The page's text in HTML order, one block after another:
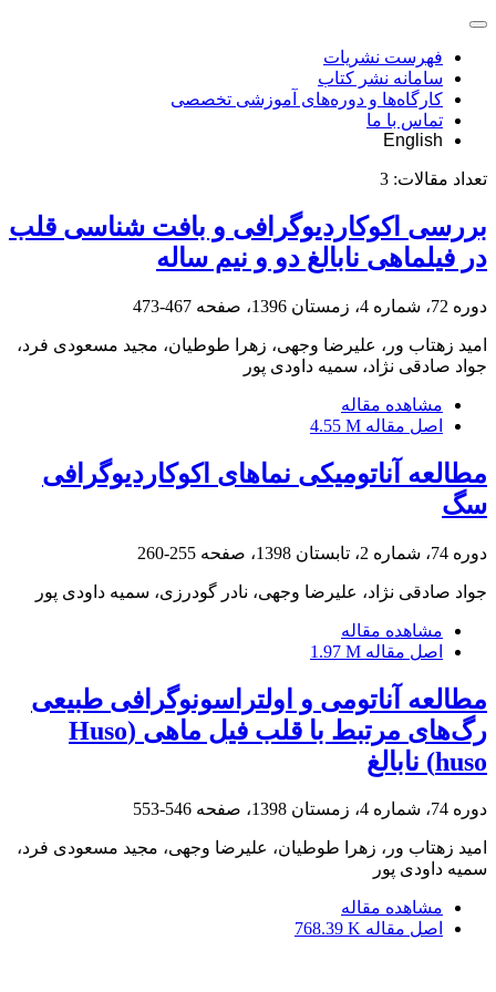
فهرست نشریات
سامانه نشر کتاب
کارگاه‌ها و دوره‌های آموزشی تخصصی
تماس با ما
English
تعداد مقالات: 3
بررسی اکوکاردیوگرافی و بافت شناسی قلب
در فیلماهی نابالغ دو و نیم ساله
دوره 72، شماره 4، زمستان 1396، صفحه 467-473
امید زهتاب ور، علیرضا وجهی، زهرا طوطیان، مجید مسعودی فرد،
جواد صادقی نژاد، سمیه داودی پور
مشاهده مقاله
اصل مقاله 4.55 M
مطالعه آناتومیکی نماهای اکوکاردیوگرافی
سگ
دوره 74، شماره 2، تابستان 1398، صفحه 255-260
جواد صادقی نژاد، علیرضا وجهی، نادر گودرزی، سمیه داودی پور
مشاهده مقاله
اصل مقاله 1.97 M
مطالعه آناتومی و اولتراسونوگرافی طبیعی
رگ‌های مرتبط با قلب فیل ماهی (Huso
huso) نابالغ
دوره 74، شماره 4، زمستان 1398، صفحه 546-553
امید زهتاب ور، زهرا طوطیان، علیرضا وجهی، مجید مسعودی فرد،
سمیه داودی پور
مشاهده مقاله
اصل مقاله 768.39 K